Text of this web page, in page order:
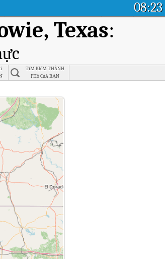
08:23
Texas:
TìM KIếM THÀNH
PHố CủA BẠN